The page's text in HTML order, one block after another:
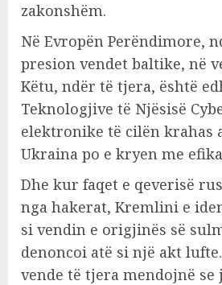
zakonshëm.
Në Evropën Perëndimore,
presion vendet baltike, në
Këtu, ndër të tjera, është
Teknologjive të Njësisë
elektronike të cilën krahas
Ukraina po e kryen me
Dhe kur faqet e qeverisë
nga hakerat, Kremlini e
si vendin e origjinës së
denoncoi atë si një akt
vende të tjera mendojnë se